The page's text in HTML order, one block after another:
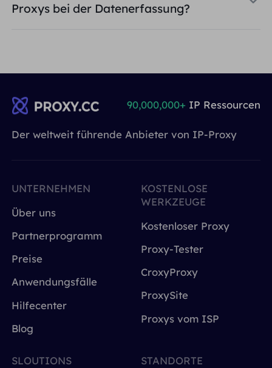
Proxys bei der Datenerfassung?
Der weltweit führende Anbieter von IP-Proxy
90,000,000+ IP Ressourcen
UNTERNEHMEN
Über uns
Partnerprogramm
Preise
Anwendungsfälle
Hilfecenter
Blog
KOSTENLOSE
WERKZEUGE
Kostenloser Proxy
Proxy-Tester
CroxyProxy
ProxySite
Proxys vom ISP
SLOUTIONS
STANDORTE